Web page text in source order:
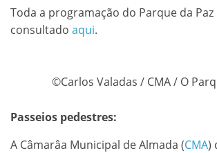
Toda a programação do Parque da
consultado aqui.
©Carlos Valadas / CMA / O
Passeios pedestres:
A Câmarâa Municipal de Almada (CMA)